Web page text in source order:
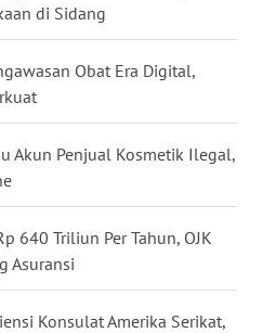
di Sidang
Obat Era Digital,
Akun Penjual Kosmetik Ilegal,
640 Triliun Per Tahun, OJK
Asuransi
Konsulat Amerika Serikat,